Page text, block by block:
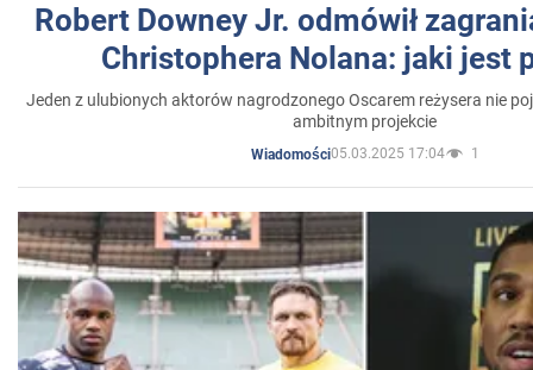
Robert Downey Jr. odmówił
Christophera Nolana: jaki jest
Jeden z ulubionych aktorów nagrodzonego Oscarem reżysera nie
ambitnym projekcie
Wiadomości05.03.2025 17:04 1